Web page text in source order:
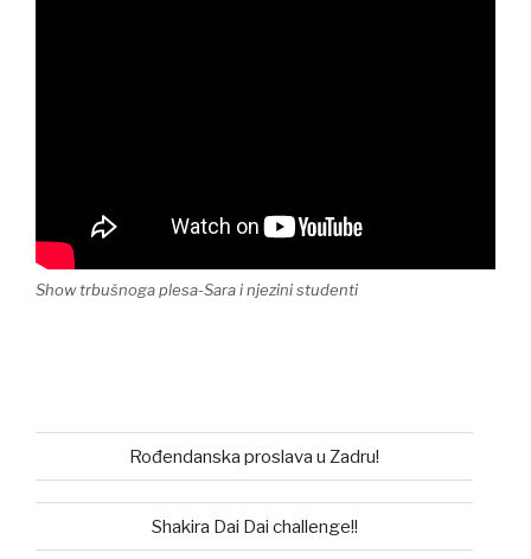
Show trbušnoga plesa-Sara i njezini studenti
Rođendanska proslava u Zadru!
Shakira Dai Dai challenge!!